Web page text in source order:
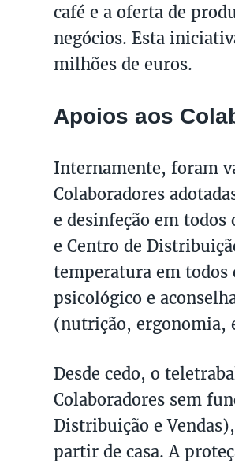
café e a oferta de
negócios. Esta
milhões de euros.
Apoios aos
Internamente, foram
Colaboradores
e desinfeção em todos
e Centro de
temperatura em
psicológico e
(nutrição, ergonomia,
Desde cedo, o
Colaboradores sem
Distribuição e
partir de casa. A